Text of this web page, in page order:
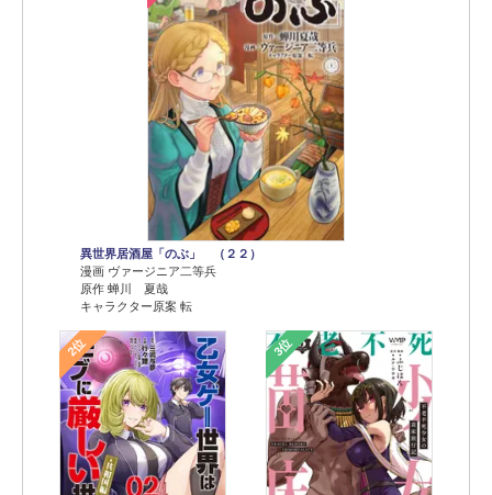
異世界居酒屋「のぶ」 （２２）
漫画 ヴァージニア二等兵
原作 蝉川 夏哉
キャラクター原案 転
2位 3位